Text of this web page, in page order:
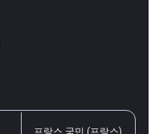
프랑스 국민 (프랑스)